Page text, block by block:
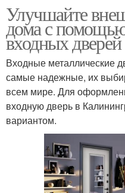
Улучшайте
дома с
входных дверей
Входные металлические
самые надежные, их
всем мире. Для
входную дверь в
вариантом.